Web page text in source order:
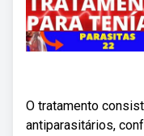
O tratamento
antiparasitários,